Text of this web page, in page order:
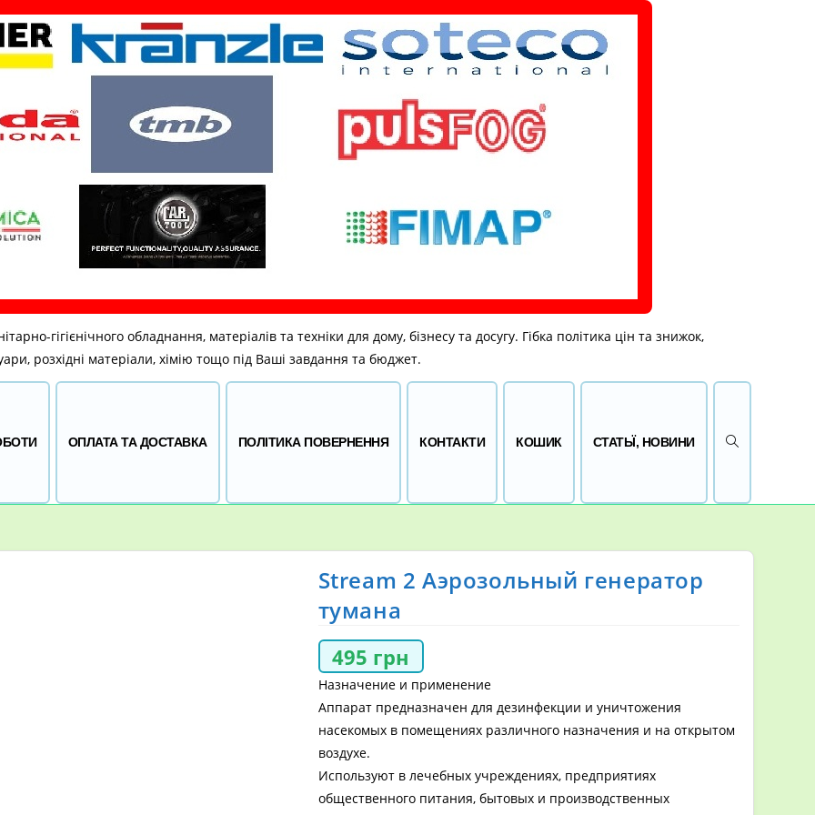
гігієнічного обладнання, матеріалів та техніки для дому, бізнесу та досугу. Гібка політика цін та знижок,
розхідні матеріали, хімію тощо під Ваші завдання та бюджет.
ОПЛАТА ТА ДОСТАВКА ПОЛІТИКА ПОВЕРНЕННЯ КОНТАКТИ КОШИК СТАТЬЇ, НОВИНИ ПЕРЕМКНУТИ
Stream 2 Аэрозольный генератор
тумана
495 грн
Назначение и применение
Аппарат предназначен для дезинфекции и уничтожения
насекомых в помещениях различного назначения и на открытом
воздухе.
Используют в лечебных учреждениях, предприятиях
общественного питания, бытовых и производственных